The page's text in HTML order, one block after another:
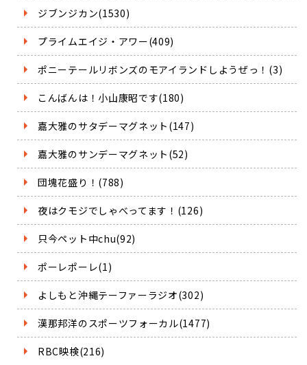
ジブンジカン(1530)
プライムエイジ・アワー(409)
ポニーテールリボンズのモアイランドしようぜっ！(3)
こんばんは！小山康昭です(180)
嘉大雅のサタデーマグネット(147)
嘉大雅のサンデーマグネット(52)
団塊花盛り！(788)
夜はクモジでしゃべってます！(126)
只今ペット中chu(92)
ポーレポーレ(1)
よしもと沖縄テーファーラジオ(302)
漢那邦洋のスポーツフォーカル(1477)
RBC映検(216)